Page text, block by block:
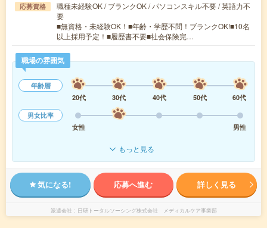
応募資格
職種未経験OK / ブランクOK / パソコンスキル不要 / 英語力不
要
■無資格・未経験OK！■年齢・学歴不問！ブランクOK!■10名
以上採用予定！■履歴書不要■社会保険完…
職場の雰囲気
年齢層
20代
30代 40代 50代
60代
男女比率
女性
男性
もっと見る
気になる! 応募へ進む 詳しく見る
派遣会社 日研トータルソーシング株式会社 メディカルケア事業部